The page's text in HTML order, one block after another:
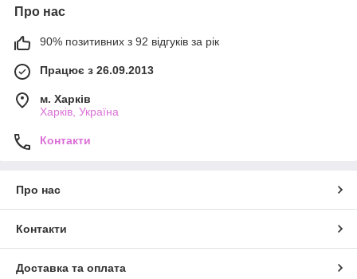
Про нас
90% позитивних з 92 відгуків за рік
Працює з 26.09.2013
м. Харків
Харків, Україна
Контакти
Про нас
Контакти
Доставка та оплата